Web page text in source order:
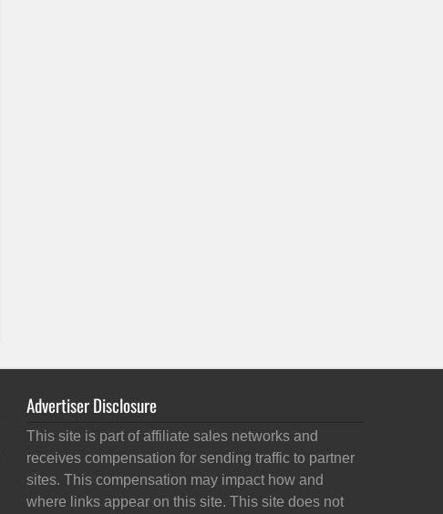
Advertiser Disclosure
This site is part of affiliate sales networks and
receives compensation for sending traffic to partner
sites. This compensation may impact how and
where links appear on this site. This site does not